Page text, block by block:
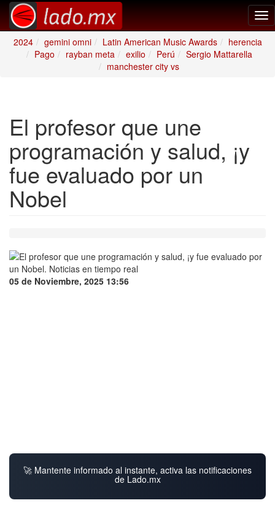
2024
gemini omni Latin American Music Awards
herencia
Pago
rayban meta exilio Perú
Sergio Mattarella
manchester city vs
El profesor que une
programación y salud, ¡y
fue evaluado por un
Nobel
05 de Noviembre, 2025 13:56
🚀 Mantente informado al instante, activa las notificaciones
de Lado.mx